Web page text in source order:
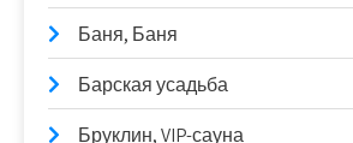
Баня, Баня
Барская усадьба
Бруклин, VIP-сауна